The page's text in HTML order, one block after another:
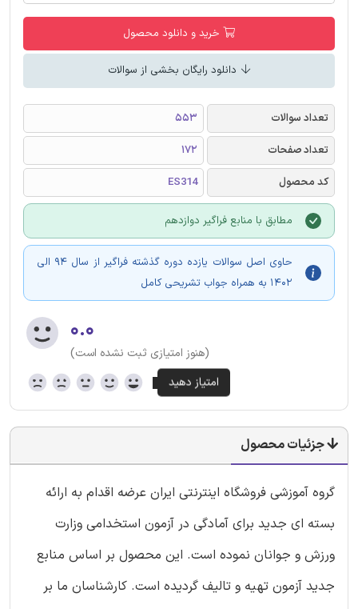
خرید و دانلود محصول
دانلود رایگان بخشی از سوالات
تعداد سوالات
553
تعداد صفحات
172
کد محصول
ES314
مطابق با منابع فراگیر دوازدهم
حاوی اصل سوالات یازده دوره گذشته فراگیر از سال 94 الی
1402 به همراه جواب تشریحی کامل
۰.۰
(هنوز امتیازی ثبت نشده است)
جزئیات محصول
گروه آموزشی فروشگاه اینترنتی ایران عرضه اقدام به ارائه
بسته ای جدید برای آمادگی در آزمون استخدامی وزارت
ورزش و جوانان نموده است. این محصول بر اساس منابع
جدید آزمون تهیه و تالیف گردیده است. کارشناسان ما بر